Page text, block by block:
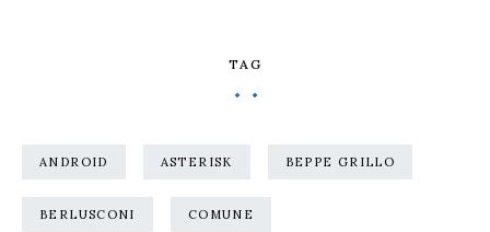
TAG
ANDROID ASTERISK BEPPE GRILLO
BERLUSCONI COMUNE